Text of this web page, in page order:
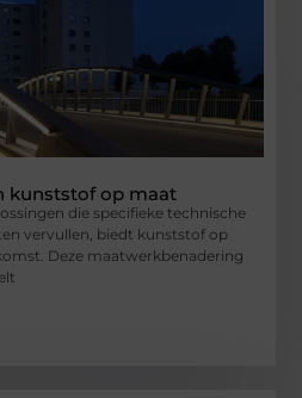
kunststof op maat
die specifieke technische
vervullen, biedt kunststof op
Deze maatwerkbenadering